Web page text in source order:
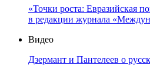
«Точки роста: Евразийская
в редакции журнала
Видео
Дзермант и Пантелеев о